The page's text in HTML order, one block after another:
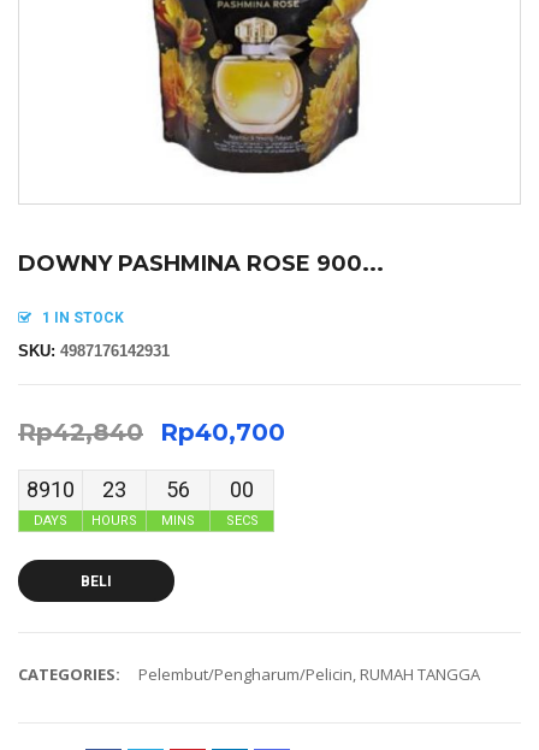
DOWNY PASHMINA ROSE 900...
1 IN STOCK
SKU: 4987176142931
Rp42,840 Rp40,700
8910
DAYS
23
HOURS
56
MINS
00
SECS
BELI
CATEGORIES: Pelembut/Pengharum/Pelicin, RUMAH TANGGA